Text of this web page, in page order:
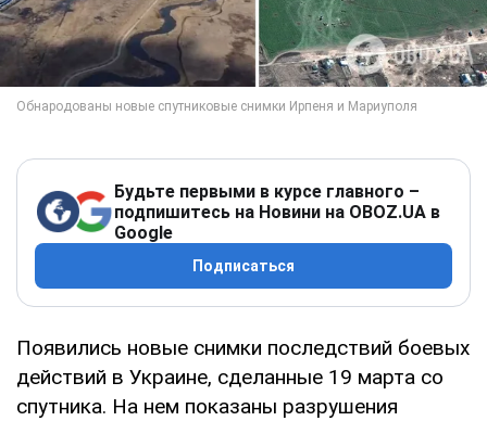
Будьте первыми в курсе главного –
подпишитесь на Новини на OBOZ.UA в
Google
Подписаться
Появились новые снимки последствий боевых
действий в Украине, сделанные 19 марта со
спутника. На нем показаны разрушения